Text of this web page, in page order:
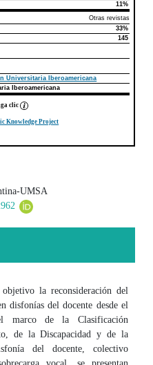
11%
Otras revistas
33%
145
Universitaria Iberoamericana
Iberoamericana
clic
Knowledge Project
UMSA
la reconsideración del
disfonías del docente desde el
marco de la Clasificación
de la Discapacidad y de la
del docente, colectivo